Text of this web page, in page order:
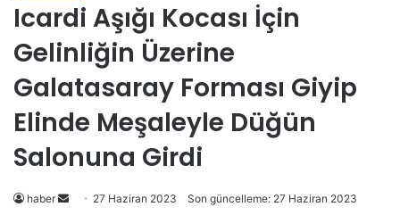
Icardi Aşığı Kocası İçin
Gelinliğin Üzerine
Galatasaray Forması Giyip
Elinde Meşaleyle Düğün
Salonuna Girdi
haber
Bir
27 Haziran 2023 Son güncelleme: 27 Haziran 2023